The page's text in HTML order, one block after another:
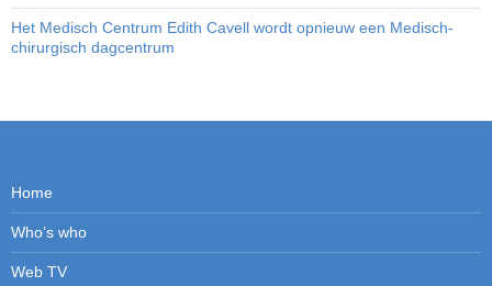
Het Medisch Centrum Edith Cavell wordt opnieuw een Medisch-
chirurgisch dagcentrum
Home
Who’s who
Web TV